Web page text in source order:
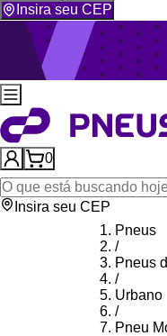
Insira seu CEP
0
Insira seu CEP
Pneus
/
Pneus
/
Urbano
/
Pneu